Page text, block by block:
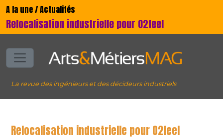
A la une / Actualités
Relocalisation industrielle pour O2feel
La revue des ingénieurs et des décideurs industriels
Relocalisation industrielle pour O2feel